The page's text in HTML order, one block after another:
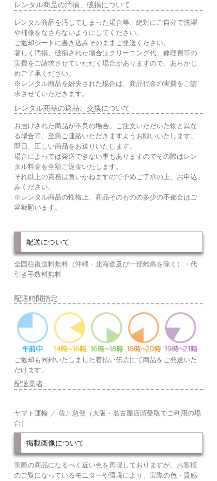
レンタル商品の汚損、破損について
レンタル商品を汚してしまった場合等、絶対にご自分で洗濯
や補修をなさらないようにしてください。
ご返却シートに書き込みそのままご発送ください。
著しく汚損、破損された場合はクリーニング代、修理費等の
実費をご請求させていただく場合がありますので、あらかじ
めご了承ください。
※レンタル商品を紛失された場合は、商品代金の実費をご請
求させていただきます。
レンタル商品の返品、交換について
お届けされた商品が不良の場合、ご注文いただいた物と異な
る場合等、至急ご連絡いただきますようお願いいたします。
即日、正しい商品をお送りいたします。
場合によっては発送できない事もありますのでその際はレン
タル料金を全額ご返金いたします。
それ以上の責務は負いかねますので予めご了承の上、お申込
みください。
※レンタル商品の性格上、商品そのものの多少の不都合はご
容赦願います。
配送について
全国往復送料無料（沖縄・北海道及び一部離島を除く）・代
引き手数料無料
配送時間指定
ご返却も同封いたしました着払い伝票にて商品をご発送いた
だけます。
配送業者
ヤマト運輸 ／ 佐川急便（大阪・名古屋店頭受取でご利用の場
合）
掲載画像について
実際の商品になるべく近い色を再現しておりますが、お客様
のご覧になっているモニターや環境により、実際の色・質感